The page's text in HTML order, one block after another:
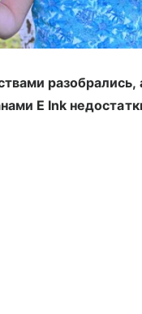
разобрались,
E Ink